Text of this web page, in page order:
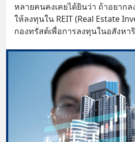
หลายคนคงเคยได้ยินว่า ถ้าอยาก
ให้ลงทุนใน REIT (Real Estate
กองทรัสต์เพื่อการลงทุนในอสังหา